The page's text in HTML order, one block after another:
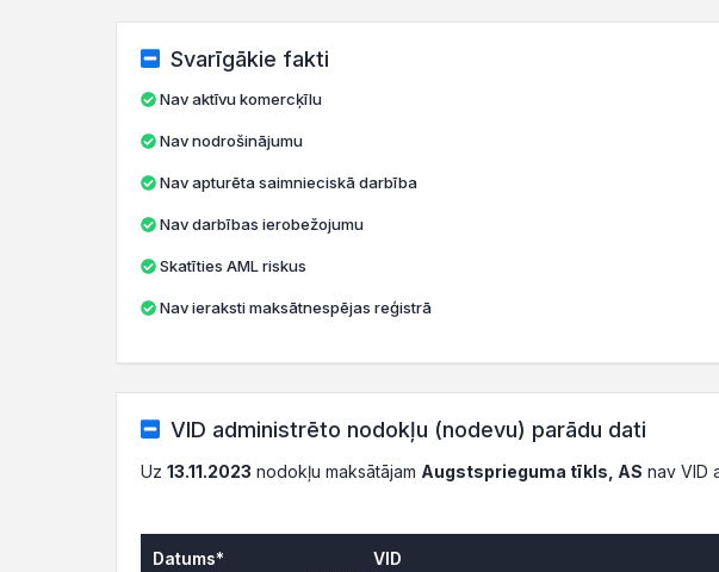
Svarīgākie fakti
Nav aktīvu komercķīlu
Nav nodrošinājumu
Nav apturēta saimnieciskā darbība
Nav darbības ierobežojumu
Skatīties AML riskus
Nav ieraksti maksātnespējas reģistrā
VID administrēto nodokļu (nodevu) parādu dati
Uz 13.11.2023 nodokļu maksātājam Augstsprieguma tīkls, AS nav VID
Datums*
VID